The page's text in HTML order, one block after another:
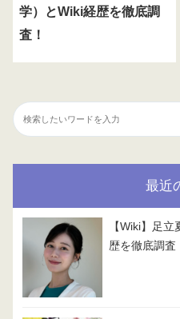
学）とWiki経歴を徹底調
査！
最近
【Wiki】足
歴を徹底調査